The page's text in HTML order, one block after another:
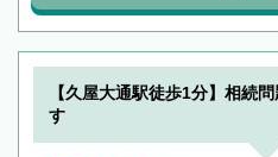
【久屋大通駅徒歩1分】相続
す